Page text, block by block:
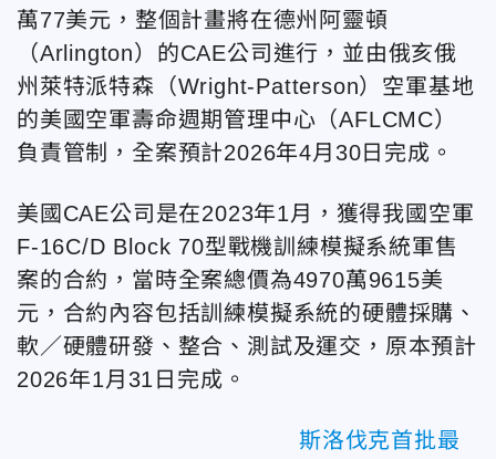
萬77美元，整個計畫將在德州阿靈頓
（Arlington）的CAE公司進行，並由俄亥俄
州萊特派特森（Wright-Patterson）空軍基地
的美國空軍壽命週期管理中心（AFLCMC）
負責管制，全案預計2026年4月30日完成。
美國CAE公司是在2023年1月，獲得我國空軍
F-16C/D Block 70型戰機訓練模擬系統軍售
案的合約，當時全案總價為4970萬9615美
元，合約內容包括訓練模擬系統的硬體採購、
軟／硬體研發、整合、測試及運交，原本預計
2026年1月31日完成。
斯洛伐克首批最